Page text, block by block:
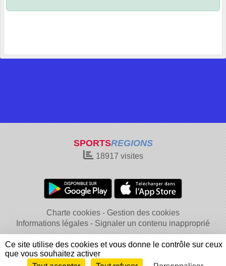
SPORTSREGIONS
18917 visites
Charte cookies
Gestion des cookies
Informations légales
Signaler un contenu inapproprié
Ce site utilise des cookies et vous donne le contrôle sur ceux
que vous souhaitez activer